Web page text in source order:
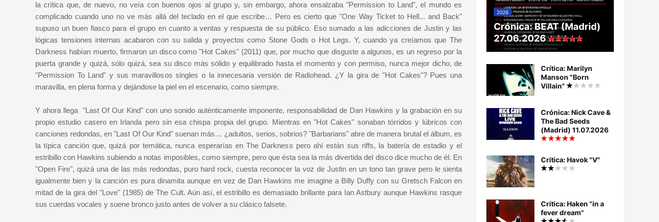
la crítica que, de nuevo, no veía con buenos ojos al grupo y, sin embargo, ahora ensalzaba "Permission to Land", el mundo es
complicado cuando uno no ve más allá del teclado en el que escribe… Pero es cierto que "One Way Ticket to Hell... and Back"
supuso un buen fiasco para el grupo en cuanto a ventas y respuesta de su público. Eso sumado a las adicciones de Justin y las
lógicas tensiones internas acabaron con su salida y proyectos como Stone Gods o Hot Legs. Y, cuando ya creíamos que The
Darkness habían muerto, firmaron un disco como "Hot Cakes" (2011) que, por mucho que disguste a algunos, es un regreso por la
puerta grande y quizá, sólo quizá, sea su disco más sólido y equilibrado hasta el momento y con permiso, nunca mejor dicho, de
"Permission To Land" y sus maravillosos singles o la innecesaria versión de Radiohead. ¿Y la gira de "Hot Cakes"? Pues una
maravilla, en plena forma y dejándose la piel en el escenario, como siempre.
Y ahora llega "Last Of Our Kind" con uno sonido auténticamente imponente, responsabilidad de Dan Hawkins y la grabación en su
propio estudio casero en Irlanda pero sin esa chispa propia del grupo. Mientras en "Hot Cakes" sonaban tórridos y lúbricos con
canciones redondas, en "Last Of Our Kind" suenan más… ¿adultos, serios, sobrios? "Barbarians" abre de manera brutal el álbum, es
la típica canción que, quizá por temática, nunca esperarías en The Darkness pero ahí están sus riffs, la batería de estadio y el
estribillo con Hawkins subiendo a notas imposibles, como siempre, pero que ésta sea la más divertida del disco dice mucho de él. En
"Open Fire", quizá una de las más redondas, puro hard rock, cuesta reconocer la voz de Justin en un tono tan grave pero le sienta
igualmente bien y la canción es pura dinamita aunque en vez de Dan Hawkins me imagine a Billy Duffy con su Gretsch Falcon en
mitad de la gira del "Love" (1985) de The Cult. Aún así, el estribillo es demasiado brillante para Ian Astbury aunque Hawkins rasque
sus cuerdas vocales y suene bronco justo antes de volver a su clásico falsete.
2026
Crónica: BEAT (Madrid)
27.06.2026
Crítica: Marilyn
Manson "Born
Villain"
Crónica: Nick Cave &
The Bad Seeds
(Madrid) 11.07.2026
Crítica: Havok "V"
Crítica: Haken "in a
fever dream"